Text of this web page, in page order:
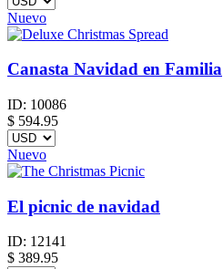
Nuevo
Canasta Navidad en Familia
ID: 10086
$ 594.95
Nuevo
El picnic de navidad
ID: 12141
$ 389.95